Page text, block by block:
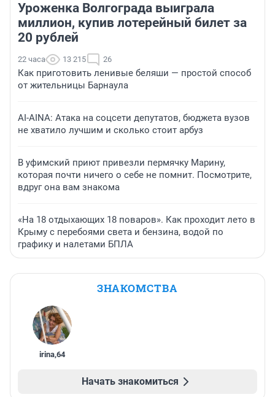
Уроженка Волгограда выиграла
миллион, купив лотерейный билет за
20 рублей
22 часа 13 215 26
Как приготовить ленивые беляши — простой способ
от жительницы Барнаула
AI-AINA: Атака на соцсети депутатов, бюджета вузов
не хватило лучшим и сколько стоит арбуз
В уфимский приют привезли пермячку Марину,
которая почти ничего о себе не помнит. Посмотрите,
вдруг она вам знакома
«На 18 отдыхающих 18 поваров». Как проходит лето в
Крыму с перебоями света и бензина, водой по
графику и налетами БПЛА
ЗНАКОМСТВА
irina,64
Начать знакомиться